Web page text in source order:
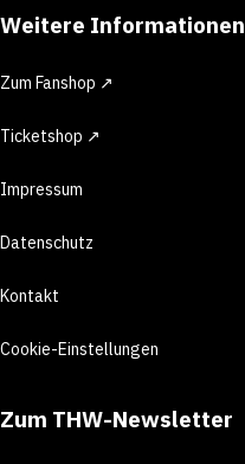
Weitere Informationen
Zum Fanshop ↗
Ticketshop ↗
Impressum
Datenschutz
Kontakt
Cookie-Einstellungen
Zum THW-Newsletter